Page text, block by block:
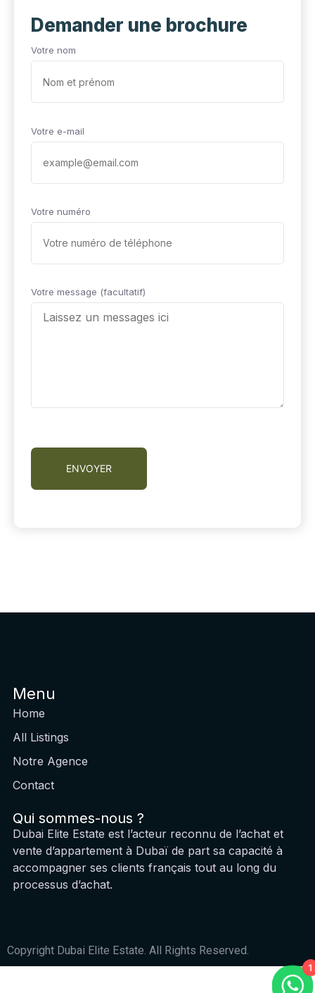
Demander une brochure
Votre nom
Votre e-mail
Votre numéro
Votre message (facultatif)
Menu
Home
All Listings
Notre Agence
Contact
Qui sommes-nous ?
Dubai Elite Estate est l’acteur reconnu de l’achat et
vente d’appartement à Dubaï de part sa capacité à
accompagner ses clients français tout au long du
processus d’achat.
Copyright Dubai Elite Estate. All Rights Reserved.